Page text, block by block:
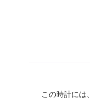
この時計には